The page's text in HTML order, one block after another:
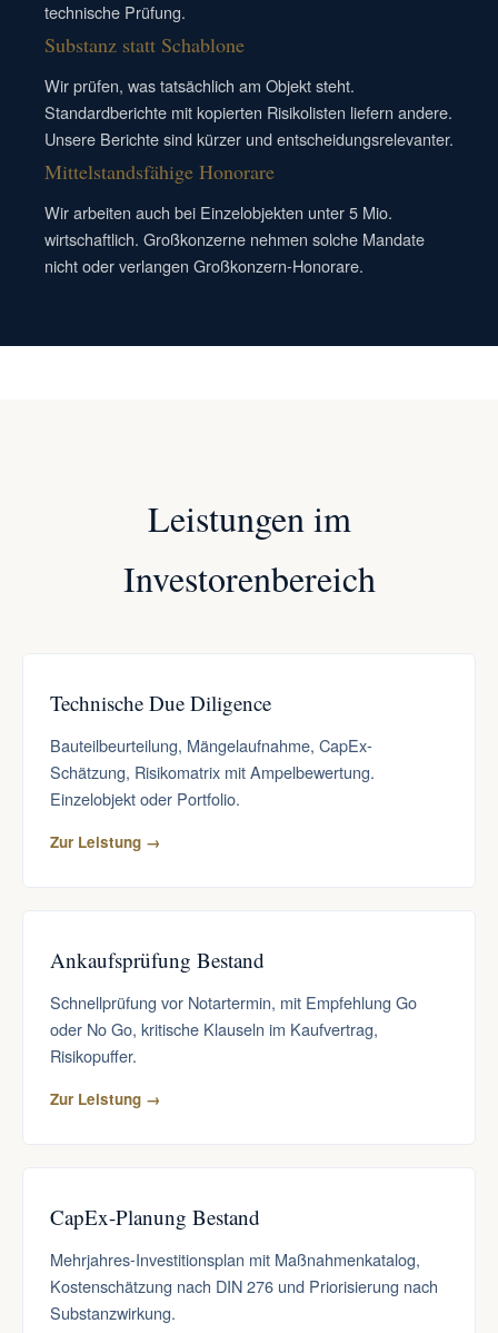
technische Prüfung.
Substanz statt Schablone
Wir prüfen, was tatsächlich am Objekt steht.
Standardberichte mit kopierten Risikolisten liefern andere.
Unsere Berichte sind kürzer und entscheidungsrelevanter.
Mittelstandsfähige Honorare
Wir arbeiten auch bei Einzelobjekten unter 5 Mio.
wirtschaftlich. Großkonzerne nehmen solche Mandate
nicht oder verlangen Großkonzern-Honorare.
Leistungen im
Investorenbereich
Technische Due Diligence
Bauteilbeurteilung, Mängelaufnahme, CapEx-
Schätzung, Risikomatrix mit Ampelbewertung.
Einzelobjekt oder Portfolio.
Zur Leistung →
Ankaufsprüfung Bestand
Schnellprüfung vor Notartermin, mit Empfehlung Go
oder No Go, kritische Klauseln im Kaufvertrag,
Risikopuffer.
Zur Leistung →
CapEx-Planung Bestand
Mehrjahres-Investitionsplan mit Maßnahmenkatalog,
Kostenschätzung nach DIN 276 und Priorisierung nach
Substanzwirkung.